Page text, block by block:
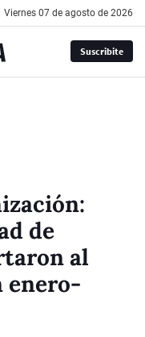
viernes 07 de agosto de 2026
Suscribite
de
al
enero-